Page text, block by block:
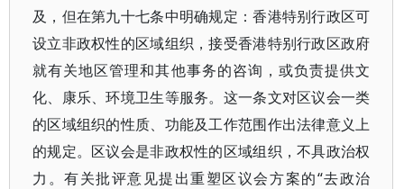
及，但在第九十七条中明确规定：香港特别行政区可
设立非政权性的区域组织，接受香港特别行政区政府
就有关地区管理和其他事务的咨询，或负责提供文
化、康乐、环境卫生等服务。这一条文对区议会一类
的区域组织的性质、功能及工作范围作出法律意义上
的规定。区议会是非政权性的区域组织，不具政治权
力。有关批评意见提出重塑区议会方案的“去政治